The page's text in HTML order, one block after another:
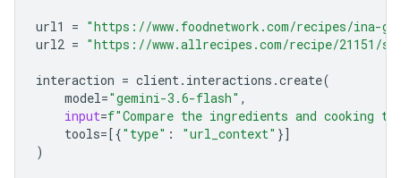
url1 = "https://www.foodnetwork.com/recipes/ina-
url2 = "https://www.allrecipes.com/recipe/21151/
interaction = client. interactions .create(
model="gemini-3.6-flash" ,
input=f"Compare the ingredients and cooking
tools=[{"type" : "url_context" }]
)